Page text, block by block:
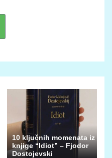
10 ključnih momenata iz
knjige “Idiot” – Fjodor
Dostojevski